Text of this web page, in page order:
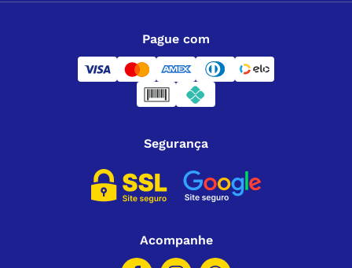
Pague com
Segurança
Acompanhe